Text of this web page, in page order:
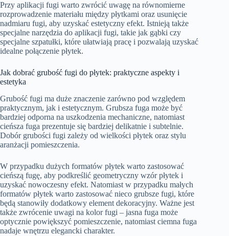
Przy aplikacji fugi warto zwrócić uwagę na równomierne
rozprowadzenie materiału między płytkami oraz usunięcie
nadmiaru fugi, aby uzyskać estetyczny efekt. Istnieją także
specjalne narzędzia do aplikacji fugi, takie jak gąbki czy
specjalne szpatułki, które ułatwiają pracę i pozwalają uzyskać
idealne połączenie płytek.
Jak dobrać grubość fugi do płytek: praktyczne aspekty i
estetyka
Grubość fugi ma duże znaczenie zarówno pod względem
praktycznym, jak i estetycznym. Grubsza fuga może być
bardziej odporna na uszkodzenia mechaniczne, natomiast
cieńsza fuga prezentuje się bardziej delikatnie i subtelnie.
Dobór grubości fugi zależy od wielkości płytek oraz stylu
aranżacji pomieszczenia.
W przypadku dużych formatów płytek warto zastosować
cieńszą fugę, aby podkreślić geometryczny wzór płytek i
uzyskać nowoczesny efekt. Natomiast w przypadku małych
formatów płytek warto zastosować nieco grubsze fugi, które
będą stanowiły dodatkowy element dekoracyjny. Ważne jest
także zwrócenie uwagi na kolor fugi – jasna fuga może
optycznie powiększyć pomieszczenie, natomiast ciemna fuga
nadaje wnętrzu elegancki charakter.